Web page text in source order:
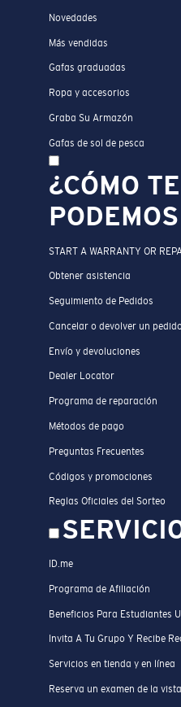
Novedades
Más vendidas
Gafas graduadas
Ropa y accesorios
Graba Su Armazón
Gafas de sol de pesca
¿CÓMO TE
START A WARRANTY OR
Obtener asistencia
Seguimiento de Pedidos
Cancelar o devolver un pedido
Envío y devoluciones
Dealer Locator
Programa de reparación
Métodos de pago
Preguntas Frecuentes
Códigos y promociones
Reglas Oficiales del Sorteo
ID.me
Programa de Afiliación
Beneficios Para Estudiantes
Invita A Tu Grupo Y Recibe
Servicios en tienda y en línea
Reserva un examen de la vista